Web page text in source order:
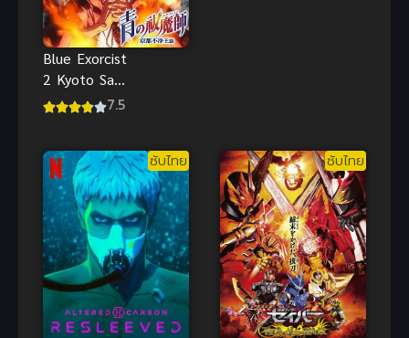
Blue Exorcist
2 Kyoto Saga
มือปราบผี 7.5
ซับไทย ซับไทย